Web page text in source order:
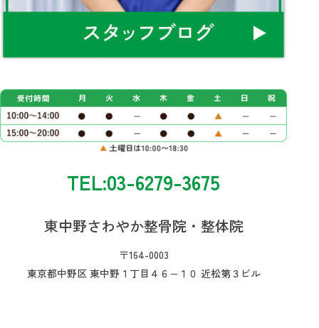
TEL:03-6279-3675
東中野さわやか整骨院・整体院
〒164-0003
東京都中野区 東中野１丁目４６−１０ 近松第３ビル